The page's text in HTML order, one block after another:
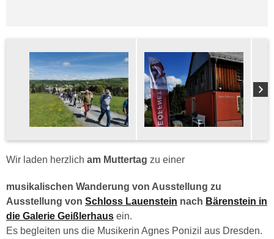
Wir laden herzlich am Muttertag zu einer
musikalischen Wanderung von Ausstellung zu
Ausstellung von Schloss Lauenstein nach Bärenstein in
die Galerie Geißlerhaus ein.
Es begleiten uns die Musikerin Agnes Ponizil aus Dresden.